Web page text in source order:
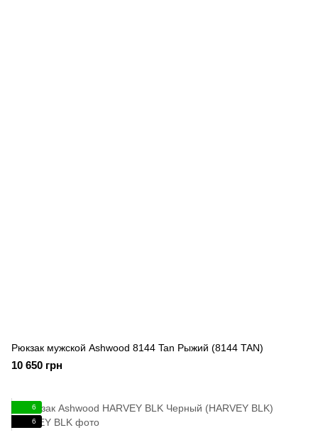
Рюкзак мужской Ashwood 8144 Tan Рыжий (8144 TAN)
10 650 грн
6
6